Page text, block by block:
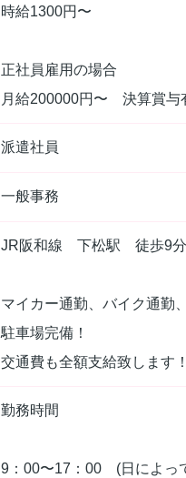
時給1300円〜
正社員雇用の場合
月給200000円〜 決算賞
派遣社員
一般事務
JR阪和線 下松駅 徒歩9分
マイカー通勤、バイク通勤
駐車場完備！
交通費も全額支給致します！
勤務時間
9：00〜17：00 (日によっ